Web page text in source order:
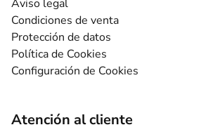
Aviso legal
Condiciones de venta
Protección de datos
Política de Cookies
Configuración de Cookies
Atención al cliente